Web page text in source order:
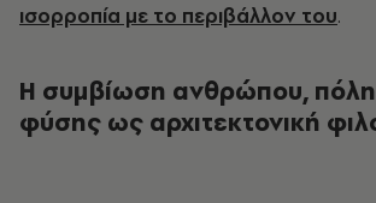
ισορροπία με το περιβάλλον του.
Η συμβίωση ανθρώπου,
φύσης ως αρχιτεκτονική